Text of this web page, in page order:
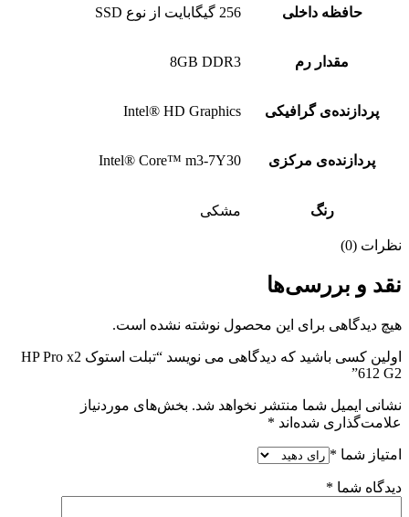
حافظه داخلی 256 گیگابایت از نوع SSD
مقدار رم 8GB DDR3
پردازنده‌ی گرافیکی Intel® HD Graphics
پردازنده‌ی مرکزی Intel® Core™ m3-7Y30
رنگ مشکی
نظرات (0)
نقد و بررسی‌ها
هیچ دیدگاهی برای این محصول نوشته نشده است.
اولین کسی باشید که دیدگاهی می نویسد “تبلت استوک HP Pro x2
612 G2”
نشانی ایمیل شما منتشر نخواهد شد. بخش‌های موردنیاز
علامت‌گذاری شده‌اند *
امتیاز شما *
دیدگاه شما *